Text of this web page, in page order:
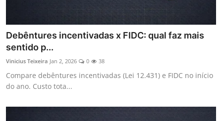
Debêntures incentivadas x FIDC: qual faz mais
sentido p...
Vinicius Teixeira Jan 2, 2026 0 38
Compare debêntures incentivadas (Lei 12.431) e FIDC no início
do ano. Custo tota...